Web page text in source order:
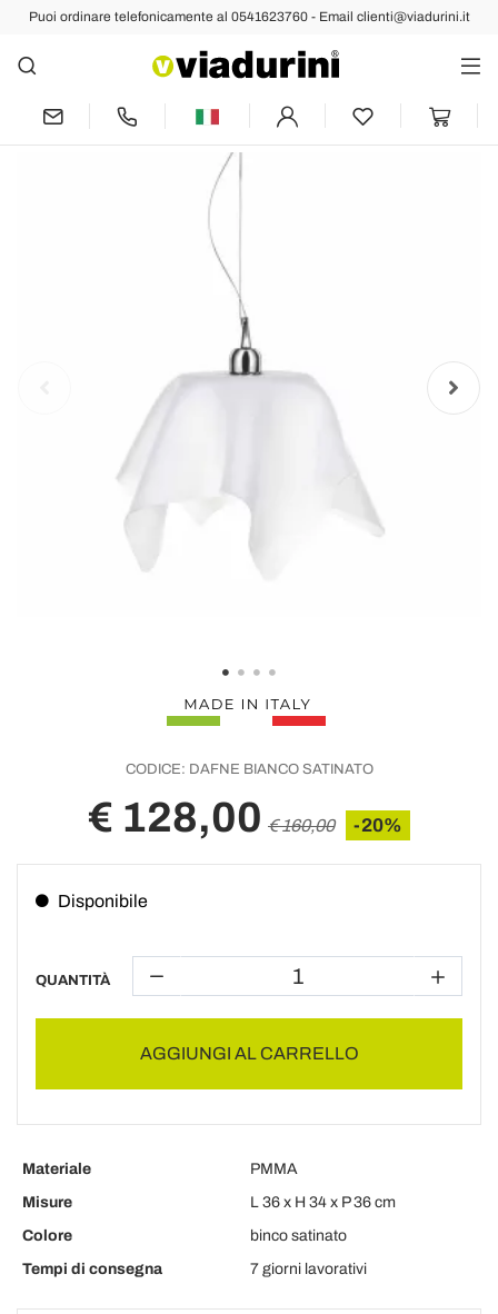
Puoi ordinare telefonicamente al 0541623760 - Email clienti@viadurini.it
Indietro Prec Succ
Lampadario design bianco satinato con
drappeggio Dafne made in Italy
CODICE: DAFNE BIANCO SATINATO
€ 128,00 € 160,00 -20%
Disponibile
QUANTITÀ
AGGIUNGI AL CARRELLO
Materiale
PMMA
Misure
L 36 x H 34 x P 36 cm
Colore
binco satinato
Tempi di consegna
7 giorni lavorativi